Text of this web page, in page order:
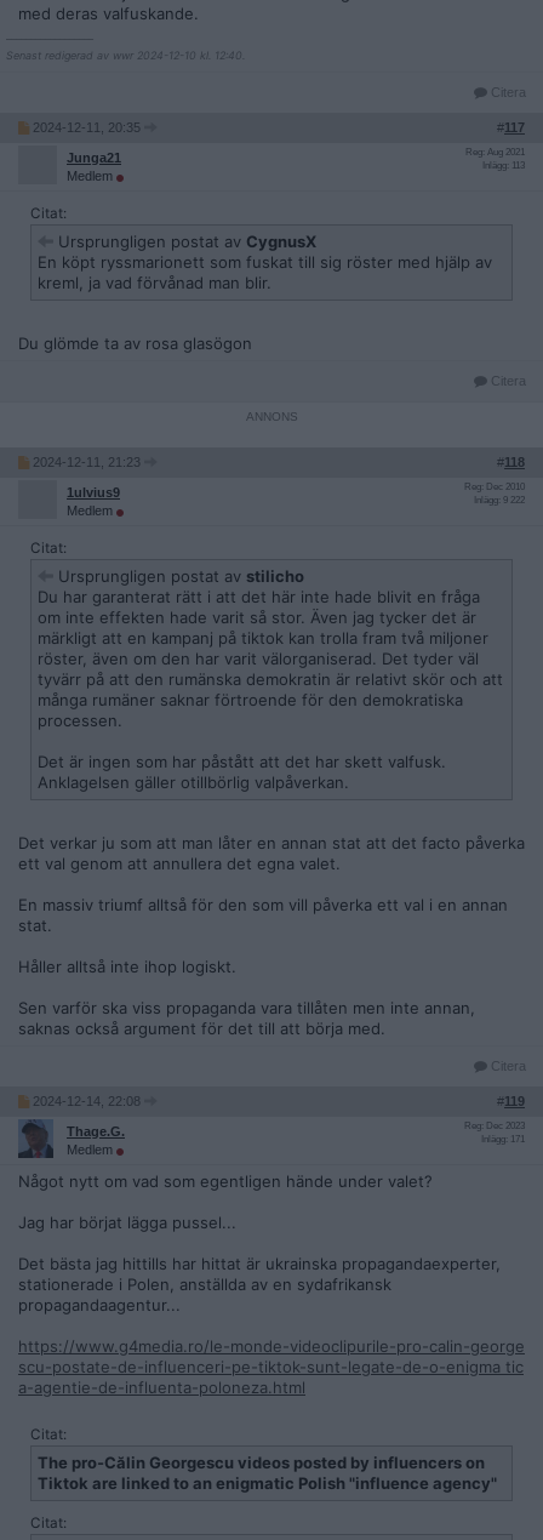
med deras valfuskande.
Senast redigerad av wwr 2024-12-10 kl. 12:40.
Citera
2024-12-11, 20:35 #117
Junga21
Medlem
Reg: Aug 2021
Inlägg: 113
Citat:
Ursprungligen postat av CygnusX
En köpt ryssmarionett som fuskat till sig röster med hjälp av
kreml, ja vad förvånad man blir.
Du glömde ta av rosa glasögon
Citera
2024-12-11, 21:23 #118
1ulvius9
Medlem
Reg: Dec 2010
Inlägg: 9 222
Citat:
Ursprungligen postat av stilicho
Du har garanterat rätt i att det här inte hade blivit en fråga
om inte effekten hade varit så stor. Även jag tycker det är
märkligt att en kampanj på tiktok kan trolla fram två miljoner
röster, även om den har varit välorganiserad. Det tyder väl
tyvärr på att den rumänska demokratin är relativt skör och att
många rumäner saknar förtroende för den demokratiska
processen.
Det är ingen som har påstått att det har skett valfusk.
Anklagelsen gäller otillbörlig valpåverkan.
Det verkar ju som att man låter en annan stat att det facto påverka
ett val genom att annullera det egna valet.
En massiv triumf alltså för den som vill påverka ett val i en annan
stat.
Håller alltså inte ihop logiskt.
Sen varför ska viss propaganda vara tillåten men inte annan,
saknas också argument för det till att börja med.
Citera
2024-12-14, 22:08 #119
Thage.G.
Medlem
Reg: Dec 2023
Inlägg: 171
Något nytt om vad som egentligen hände under valet?
Jag har börjat lägga pussel...
Det bästa jag hittills har hittat är ukrainska propagandaexperter,
stationerade i Polen, anställda av en sydafrikansk
propagandaagentur...
https://www.g4media.ro/le-monde-videoclipurile-pro-calin-george
scu-postate-de-influenceri-pe-tiktok-sunt-legate-de-o-enigma tic
a-agentie-de-influenta-poloneza.html
Citat:
The pro-Călin Georgescu videos posted by influencers on
Tiktok are linked to an enigmatic Polish "influence agency"
Citat: